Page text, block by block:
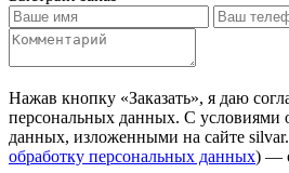
Нажав кнопку «Заказать», я даю
персональных данных. С условиями
данных, изложенными на сайте
обработку персональных данных) —